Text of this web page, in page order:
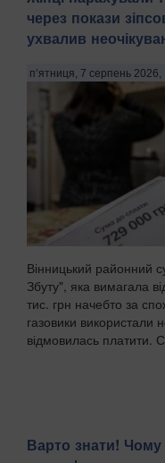
через покази
ухвалив
п’ятниця, 7 серпень 2026,
Вінницький районний
Збуту", яка вимагала
тис. грн начебто за
газовики використали
відмовилась платити.
Варто знати! Чому